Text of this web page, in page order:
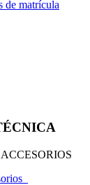
de matrícula